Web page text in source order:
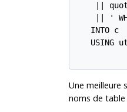
||
|| '
   INTO c
USING
Une meilleure
noms de